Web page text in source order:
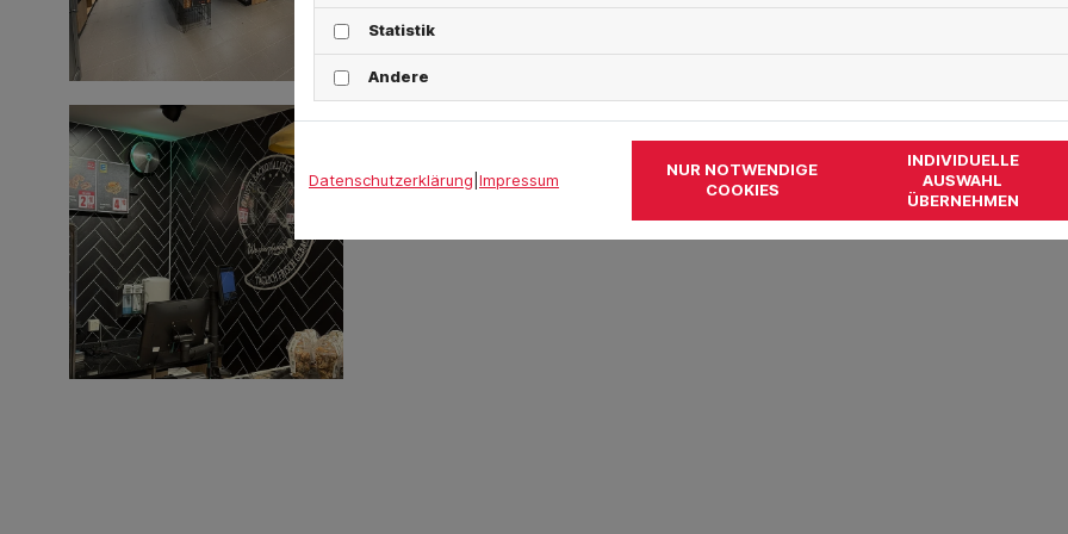
Statistik
Andere
Datenschutzerklärung Impressum
NUR NOTWENDIGE
COOKIES
INDIVIDUELLE
AUSWAHL
ÜBERNEHMEN